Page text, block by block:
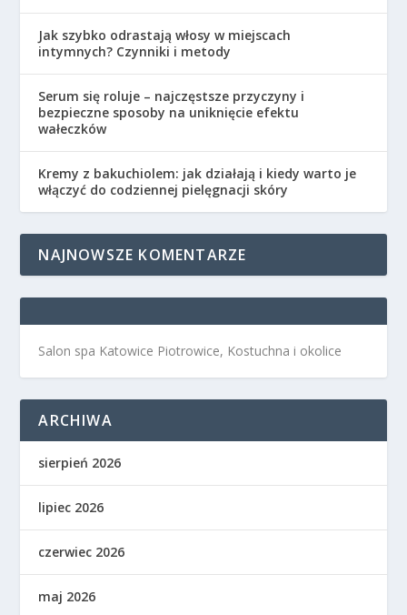
Jak szybko odrastają włosy w miejscach
intymnych? Czynniki i metody
Serum się roluje – najczęstsze przyczyny i
bezpieczne sposoby na uniknięcie efektu
wałeczków
Kremy z bakuchiolem: jak działają i kiedy warto je
włączyć do codziennej pielęgnacji skóry
NAJNOWSZE KOMENTARZE
Salon spa Katowice Piotrowice, Kostuchna i okolice
ARCHIWA
sierpień 2026
lipiec 2026
czerwiec 2026
maj 2026